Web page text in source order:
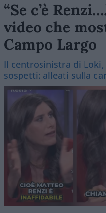
“Se c’è
video che
Campo Largo
Il centrosinistra di
sospetti: alleati sulla